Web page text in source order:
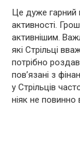
Це дуже гарний
активності.
активнішим.
які Стрільці
потрібно
пов’язані з
у Стрільців
ніяк не повинно